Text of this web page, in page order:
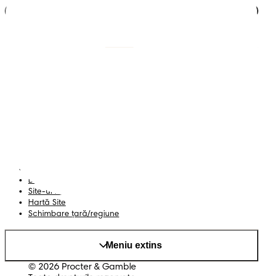
Datele Mele
Site-ul PG
Hartă Site
Schimbare ţară/regiune
Meniu extins
© 2026 Procter & Gamble